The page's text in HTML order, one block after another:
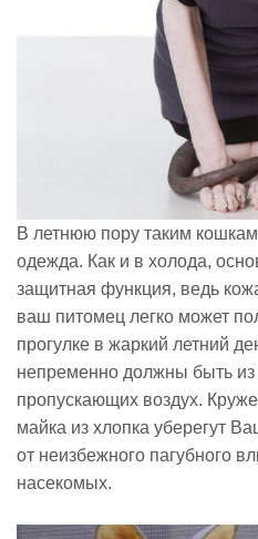
В летнюю пору таким кошкам
одежда. Как и в холода,
защитная функция, ведь
ваш питомец легко может
прогулке в жаркий летний
непременно должны быть из
пропускающих воздух.
майка из хлопка уберегут
от неизбежного пагубного
насекомых.